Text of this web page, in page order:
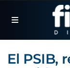
El PSIB,